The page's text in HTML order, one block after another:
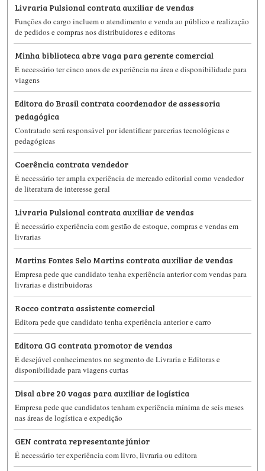
Livraria Pulsional contrata auxiliar de vendas
Funções do cargo incluem o atendimento e venda ao público e realização
de pedidos e compras nos distribuidores e editoras
Minha biblioteca abre vaga para gerente comercial
É necessário ter cinco anos de experiência na área e disponibilidade para
viagens
Editora do Brasil contrata coordenador de assessoria
pedagógica
Contratado será responsável por identificar parcerias tecnológicas e
pedagógicas
Coerência contrata vendedor
É necessário ter ampla experiência de mercado editorial como vendedor
de literatura de interesse geral
Livraria Pulsional contrata auxiliar de vendas
É necessário experiência com gestão de estoque, compras e vendas em
livrarias
Martins Fontes Selo Martins contrata auxiliar de vendas
Empresa pede que candidato tenha experiência anterior com vendas para
livrarias e distribuidoras
Rocco contrata assistente comercial
Editora pede que candidato tenha experiência anterior e carro
Editora GG contrata promotor de vendas
É desejável conhecimentos no segmento de Livraria e Editoras e
disponibilidade para viagens curtas
Disal abre 20 vagas para auxiliar de logística
Empresa pede que candidatos tenham experiência mínima de seis meses
nas áreas de logística e expedição
GEN contrata representante júnior
É necessário ter experiência com livro, livraria ou editora